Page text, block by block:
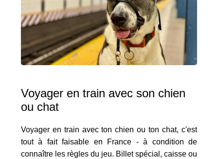
Voyager en train avec son chien
ou chat
Voyager en train avec ton chien ou ton chat, c'est
tout à fait faisable en France - à condition de
connaître les règles du jeu. Billet spécial, caisse ou